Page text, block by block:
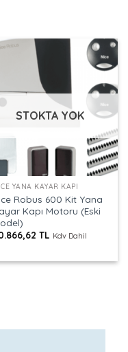
STOKTA YOK
YANA KAYAR KAPI
Robus 600 Kit Yana
Kapı Motoru (Eski
TL Kdv Dahil